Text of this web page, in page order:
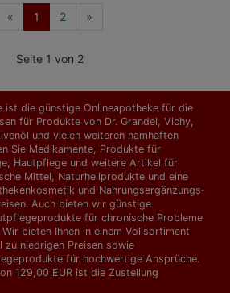
« 1 (current)
2 »
Seite 1 von 2
ist die günstige Onlineapotheke für die
für Produkte von Dr. Grandel, Vichy,
und vielen weiteren namhaften
Sie Medikamente, Produkte für
Hautpflege und weitere Artikel für
Mittel, Naturheilprodukte und eine
und Nahrungs­ergänzungs­
Auch bieten wir günstige
für chronische Probleme
bieten Ihnen in einem Vollsortiment
niedrigen Preisen sowie
für hochwertige Ansprüche.
129,00 EUR ist die Zustellung